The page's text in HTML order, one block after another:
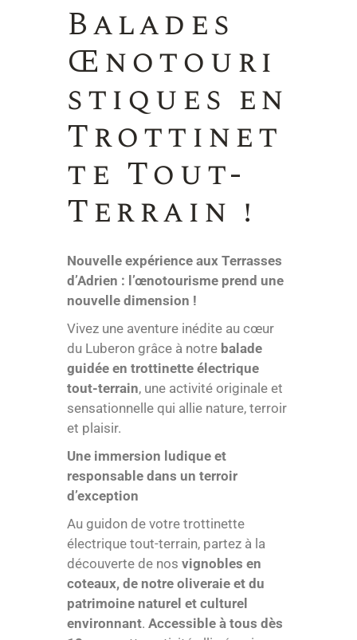
Balades
Œnotouri
stiques en
Trottinet
te Tout-
Terrain !
Nouvelle expérience aux Terrasses
d’Adrien : l’œnotourisme prend une
nouvelle dimension !
Vivez une aventure inédite au cœur
du Luberon grâce à notre balade
guidée en trottinette électrique
tout-terrain, une activité originale et
sensationnelle qui allie nature, terroir
et plaisir.
Une immersion ludique et
responsable dans un terroir
d’exception
Au guidon de votre trottinette
électrique tout-terrain, partez à la
découverte de nos vignobles en
coteaux, de notre oliveraie et du
patrimoine naturel et culturel
environnant. Accessible à tous dès